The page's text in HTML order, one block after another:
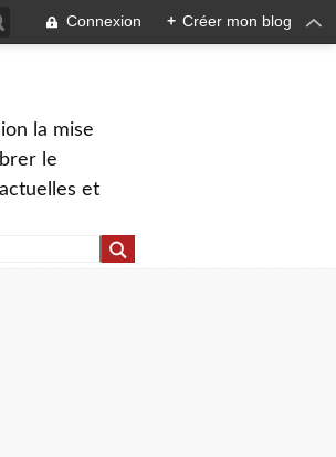
Connexion + Créer mon blog
la mise
le
et